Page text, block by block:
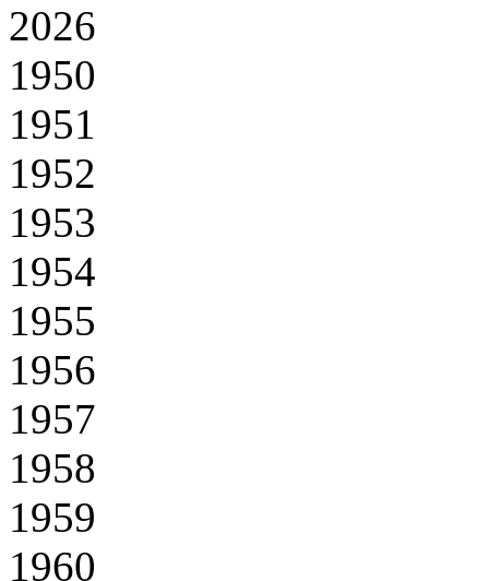
2026
1950
1951
1952
1953
1954
1955
1956
1957
1958
1959
1960